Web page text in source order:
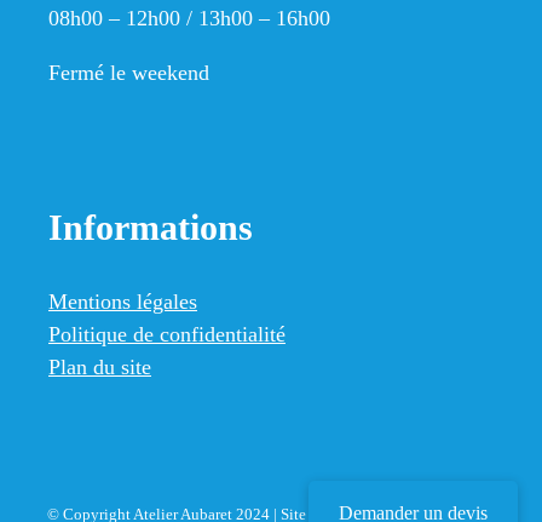
08h00 – 12h00 / 13h00 – 16h00
Fermé le weekend
Informations
Mentions légales
Politique de confidentialité
Plan du site
© Copyright Atelier Aubaret 2024 | Site Internet développé parA2ID
Demander un devis